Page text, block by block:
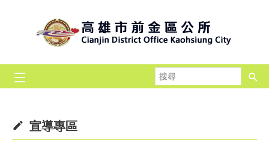
尋
宣導專區